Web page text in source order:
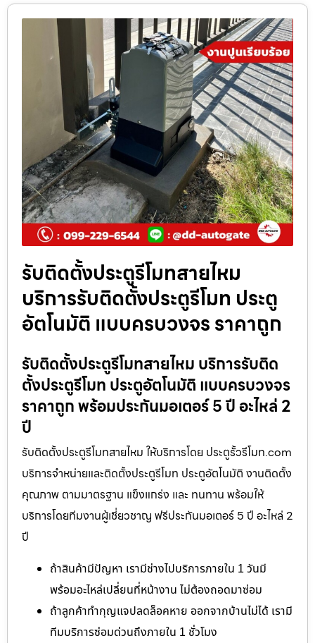
รับติดตั้งประตูรีโมทสายไหม
บริการรับติดตั้งประตูรีโมท ประตู
อัตโนมัติ แบบครบวงจร ราคาถูก
รับติดตั้งประตูรีโมทสายไหม บริการรับติด
ตั้งประตูรีโมท ประตูอัตโนมัติ แบบครบวงจร
ราคาถูก พร้อมประกันมอเตอร์ 5 ปี อะไหล่ 2
ปี
รับติดตั้งประตูรีโมทสายไหม ให้บริการโดย ประตูรั้วรีโมท.com
บริการจำหน่ายและติดตั้งประตูรีโมท ประตูอัตโนมัติ งานติดตั้ง
คุณภาพ ตามมาตรฐาน แข็งแกร่ง และ ทนทาน พร้อมให้
บริการโดยทีมงานผู้เชี่ยวชาญ ฟรีประกันมอเตอร์ 5 ปี อะไหล่ 2
ปี
ถ้าสินค้ามีปัญหา เรามีช่างไปบริการภายใน 1 วันมี
พร้อมอะไหล่เปลี่ยนที่หน้างาน ไม่ต้องถอดมาซ่อม
ถ้าลูกค้าทำกุญแจปลดล็อคหาย ออกจากบ้านไม่ได้ เรามี
ทีมบริการซ่อมด่วนถึงภายใน 1 ชั่วโมง